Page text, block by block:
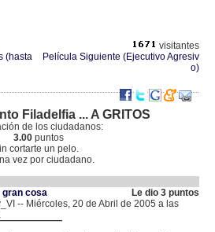
visitantes
(hasta
Película Siguiente (Ejecutivo Agresiv
o)
Filadelfia ... A GRITOS
de los ciudadanos:
3.00 puntos
cortarte un pelo.
vez por ciudadano.
gran cosa
Le dio 3 puntos
-- Miércoles, 20 de Abril de 2005 a las